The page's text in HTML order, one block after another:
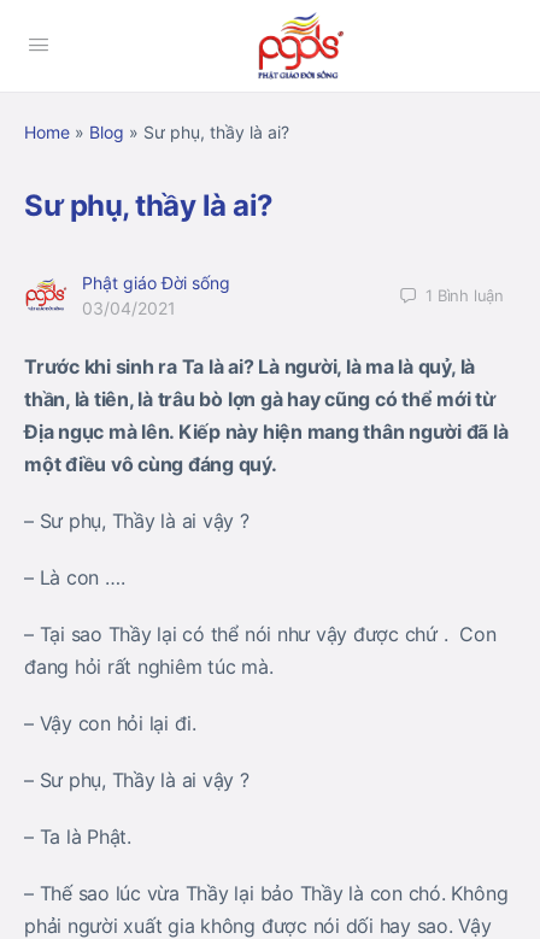
Home » Blog » Sư phụ, thầy là ai?
Sư phụ, thầy là ai?
Phật giáo Đời sống
03/04/2021
1 Bình luận
Trước khi sinh ra Ta là ai? Là người, là ma là quỷ, là
thần, là tiên, là trâu bò lợn gà hay cũng có thể mới từ
Địa ngục mà lên. Kiếp này hiện mang thân người đã là
một điều vô cùng đáng quý.
– Sư phụ, Thầy là ai vậy ?
– Là con ….
– Tại sao Thầy lại có thể nói như vậy được chứ . Con
đang hỏi rất nghiêm túc mà.
– Vậy con hỏi lại đi.
– Sư phụ, Thầy là ai vậy ?
– Ta là Phật.
– Thế sao lúc vừa Thầy lại bảo Thầy là con chó. Không
phải người xuất gia không được nói dối hay sao. Vậy